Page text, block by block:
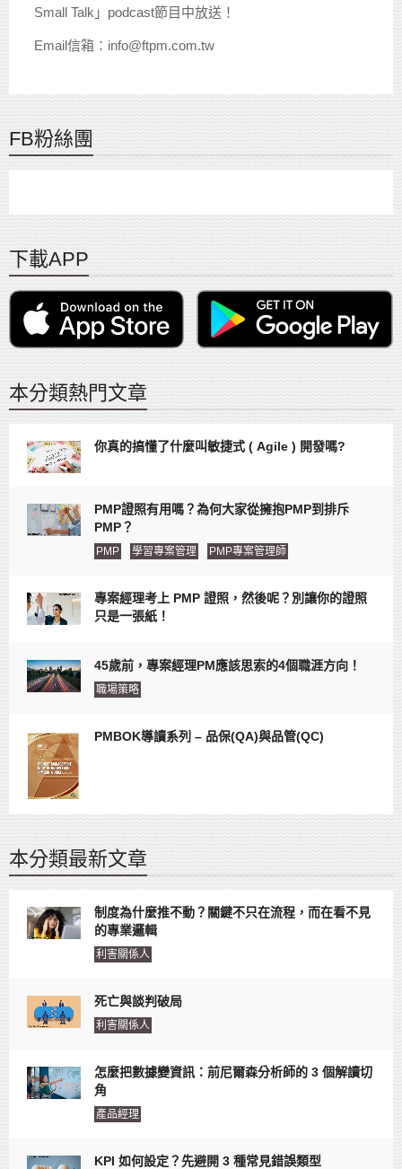
Small Talk」podcast節目中放送！
Email信箱：info@ftpm.com.tw
FB粉絲團
下載APP
本分類熱門文章
你真的搞懂了什麼叫敏捷式 ( Agile ) 開發嗎?
PMP證照有用嗎？為何大家從擁抱PMP到排斥
PMP？
PMP 學習專案管理 PMP專案管理師
專案經理考上 PMP 證照，然後呢？別讓你的證照
只是一張紙！
45歲前，專案經理PM應該思索的4個職涯方向！
職場策略
PMBOK導讀系列 – 品保(QA)與品管(QC)
本分類最新文章
制度為什麼推不動？關鍵不只在流程，而在看不見
的專業邏輯
利害關係人
死亡與談判破局
利害關係人
怎麼把數據變資訊：前尼爾森分析師的 3 個解讀切
角
產品經理
KPI 如何設定？先避開 3 種常見錯誤類型